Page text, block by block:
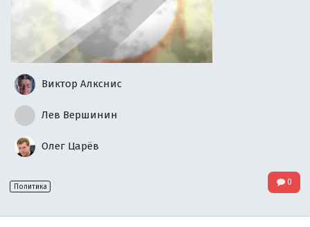
Виктор Алкснис
Лев Вершинин
Олег Царёв
Политика 0